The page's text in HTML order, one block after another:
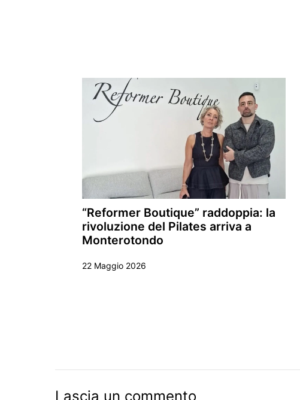
“Reformer Boutique” raddoppia: la
rivoluzione del Pilates arriva a
Monterotondo
22 Maggio 2026
Lascia un commento